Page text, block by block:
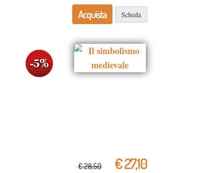
Acquista Scheda
€ 28,50 € 27,10